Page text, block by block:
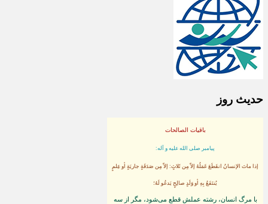
حدیث روز
باقیات الصالحات
پيامبر صلى‏ الله‏ عليه ‏و‏ آله:
إذا ماتَ الإنسانُ انقَطَعَ عَمَلُهُ إلاّ مِن ثَلاثٍ: إلاّ مِن صَدَقَةٍ جاريَةٍ أو عِلمٍ
يُنتَفَعُ بِهِ أو وَلَدٍ صالِحٍ يَدعُو لَهُ؛
با مرگ انسان، رشته عملش قطع مى‌شود، مگر از سه